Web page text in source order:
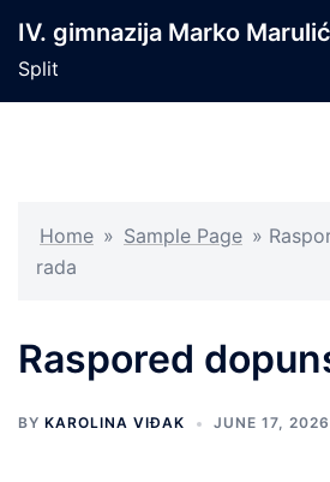
content
IV. gimnazija Marko Marulić
Split
Home » Sample Page »
rada
Raspored
BY KAROLINA VIĐAK JUNE 17, 2026